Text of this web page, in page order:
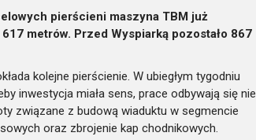
pierścieni maszyna TBM już
metrów. Przed Wyspiarką pozostało 867
kolejne pierścienie. W ubiegłym tygodniu
inwestycja miała sens, prace odbywają się nie
związane z budową wiaduktu w segmencie
oraz zbrojenie kap chodnikowych.